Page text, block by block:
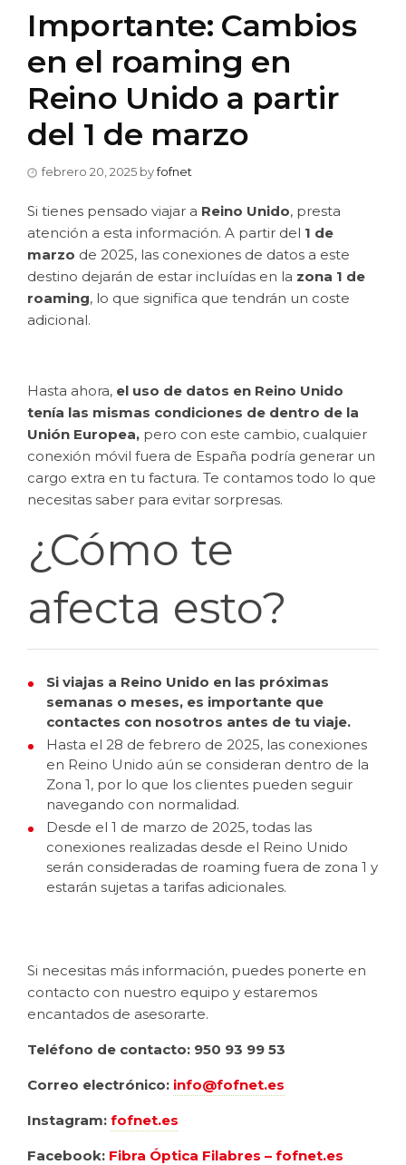
Importante: Cambios
en el roaming en
Reino Unido a partir
del 1 de marzo
febrero 20, 2025 byfofnet
Si tienes pensado viajar a Reino Unido, presta
atención a esta información. A partir del 1 de
marzo de 2025, las conexiones de datos a este
destino dejarán de estar incluídas en la zona 1 de
roaming, lo que significa que tendrán un coste
adicional.
Hasta ahora, el uso de datos en Reino Unido
tenía las mismas condiciones de dentro de la
Unión Europea, pero con este cambio, cualquier
conexión móvil fuera de España podría generar un
cargo extra en tu factura. Te contamos todo lo que
necesitas saber para evitar sorpresas.
¿Cómo te
afecta esto?
Si viajas a Reino Unido en las próximas
semanas o meses, es importante que
contactes con nosotros antes de tu viaje.
Hasta el 28 de febrero de 2025, las conexiones
en Reino Unido aún se consideran dentro de la
Zona 1, por lo que los clientes pueden seguir
navegando con normalidad.
Desde el 1 de marzo de 2025, todas las
conexiones realizadas desde el Reino Unido
serán consideradas de roaming fuera de zona 1 y
estarán sujetas a tarifas adicionales.
Si necesitas más información, puedes ponerte en
contacto con nuestro equipo y estaremos
encantados de asesorarte.
Teléfono de contacto: 950 93 99 53
Correo electrónico: info@fofnet.es
Instagram: fofnet.es
Facebook: Fibra Óptica Filabres – fofnet.es